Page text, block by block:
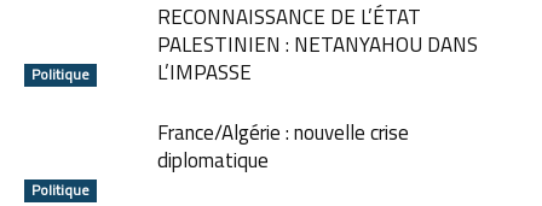
Politique
RECONNAISSANCE DE L’ÉTAT
PALESTINIEN : NETANYAHOU DANS
L’IMPASSE
Politique
France/Algérie : nouvelle crise
diplomatique